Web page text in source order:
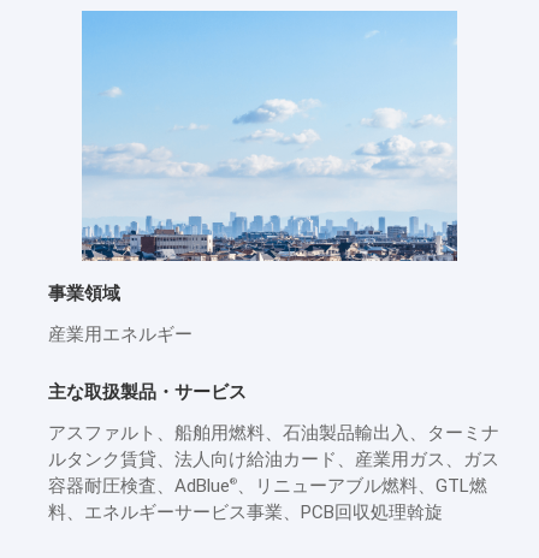
事業領域
産業用エネルギー
主な取扱製品・サービス
アスファルト、船舶用燃料、石油製品輸出入、ターミナ
ルタンク賃貸、法人向け給油カード、産業用ガス、ガス
容器耐圧検査、AdBlue® 、リニューアブル燃料、GTL燃
料、エネルギーサービス事業、PCB回収処理斡旋